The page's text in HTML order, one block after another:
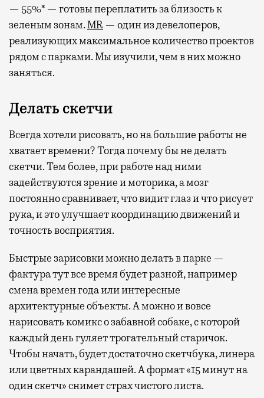
— 55%* — готовы переплатить за близость к
зеленым зонам.MR — один из девелоперов,
реализующих максимальное количество проектов
рядом с парками. Мы изучили, чем в них можно
заняться.
Делать скетчи
Всегда хотели рисовать, но на большие работы не
хватает времени? Тогда почему бы не делать
скетчи. Тем более, при работе над ними
задействуются зрение и моторика, а мозг
постоянно сравнивает, что видит глаз и что рисует
рука, и это улучшает координацию движений и
точность восприятия.
Быстрые зарисовки можно делать в парке —
фактура тут все время будет разной, например
смена времен года или интересные
архитектурные объекты. А можно и вовсе
нарисовать комикс о забавной собаке, с которой
каждый день гуляет трогательный старичок.
Чтобы начать, будет достаточно скетчбука, линера
или цветных карандашей. А формат «15 минут на
один скетч» снимет страх чистого листа.